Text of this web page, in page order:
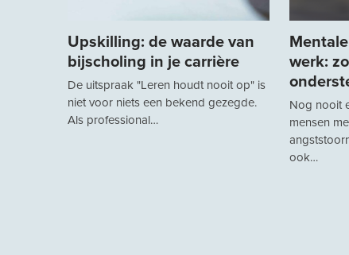
Upskilling: de waarde van
bijscholing in je carrière
De uitspraak "Leren houdt nooit op" is
niet voor niets een bekend gezegde.
Als professional…
werk:
Nog nooit
mensen
ook…